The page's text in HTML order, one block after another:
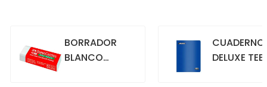
BORRADOR
BLANCO
DELUXE